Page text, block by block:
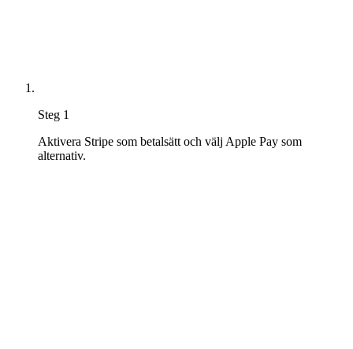
Steg 1
Aktivera Stripe som betalsätt och välj Apple Pay som
alternativ.